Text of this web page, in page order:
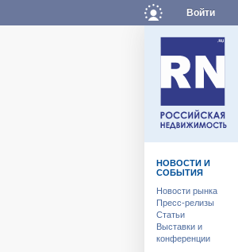
Войти
НОВОСТИ И
СОБЫТИЯ
Новости рынка
Пресс-релизы
Статьи
Выставки и
конференции